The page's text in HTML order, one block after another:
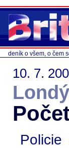
deník o všem, o čem
10. 7.